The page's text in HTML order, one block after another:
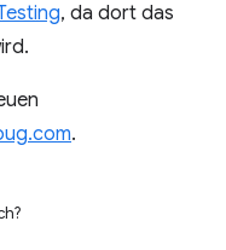
, da dort das
.